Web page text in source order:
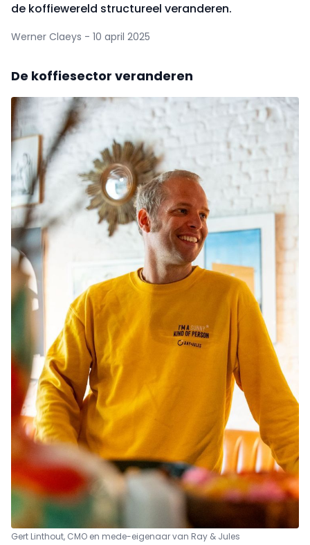
de koffiewereld structureel veranderen.
Werner Claeys - 10 april 2025
De koffiesector veranderen
Gert Linthout, CMO en mede-eigenaar van Ray & Jules